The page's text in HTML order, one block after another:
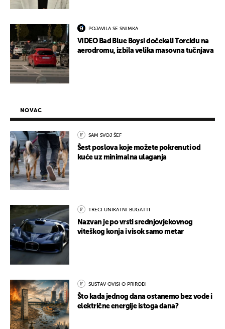
POJAVILA SE SNIMKA
VIDEO Bad Blue Boysi dočekali Torcidu na
aerodromu, izbila velika masovna tučnjava
NOVAC
SAM SVOJ ŠEF
Šest poslova koje možete pokrenuti od
kuće uz minimalna ulaganja
TREĆI UNIKATNI BUGATTI
Nazvan je po vrsti srednjovjekovnog
viteškog konja i visok samo metar
SUSTAV OVISI O PRIRODI
Što kada jednog dana ostanemo bez vode i
električne energije istoga dana?